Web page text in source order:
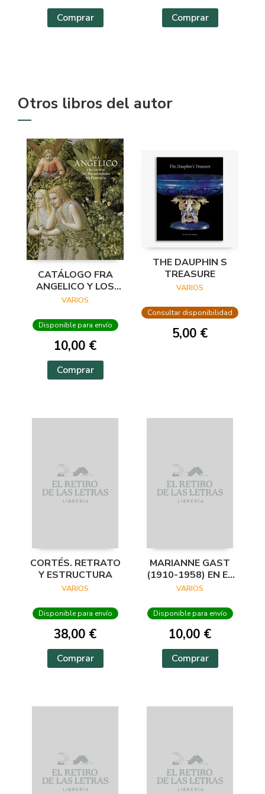
Comprar Comprar
Otros libros del autor
CATÁLOGO FRA
ANGELICO Y LOS
INICIOS DEL
FLORENCIA
VARIOS
Disponible para envío
10,00 €
Comprar
THE DAUPHIN S
TREASURE
VARIOS
Consultar disponibilidad
5,00 €
CORTÉS. RETRATO
Y ESTRUCTURA
VARIOS
Disponible para envío
38,00 €
Comprar
MARIANNE GAST
(1910-1958) EN EL
ARCHIVO
VARIOS
Disponible para envío
10,00 €
Comprar